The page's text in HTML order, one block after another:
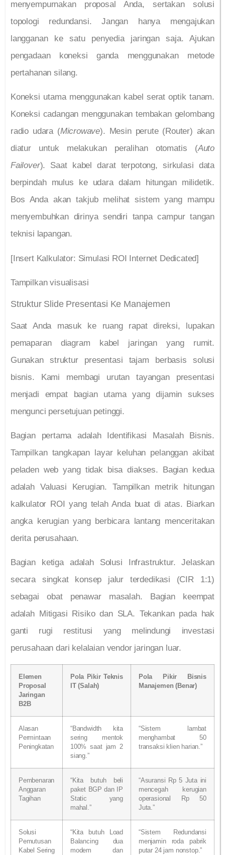
menyempurnakan proposal Anda, sertakan solusi
topologi redundansi. Jangan hanya mengajukan
langganan ke satu penyedia jaringan saja. Ajukan
pengadaan koneksi ganda menggunakan metode
pertahanan silang.
Koneksi utama menggunakan kabel serat optik tanam.
Koneksi cadangan menggunakan tembakan gelombang
radio udara (Microwave). Mesin perute (Router) akan
diatur untuk melakukan peralihan otomatis (Auto
Failover). Saat kabel darat terpotong, sirkulasi data
berpindah mulus ke udara dalam hitungan milidetik.
Bos Anda akan takjub melihat sistem yang mampu
menyembuhkan dirinya sendiri tanpa campur tangan
teknisi lapangan.
[Insert Kalkulator: Simulasi ROI Internet Dedicated]
Tampilkan visualisasi
Struktur Slide Presentasi Ke Manajemen
Saat Anda masuk ke ruang rapat direksi, lupakan
pemaparan diagram kabel jaringan yang rumit.
Gunakan struktur presentasi tajam berbasis solusi
bisnis. Kami membagi urutan tayangan presentasi
menjadi empat bagian utama yang dijamin sukses
mengunci persetujuan petinggi.
Bagian pertama adalah Identifikasi Masalah Bisnis.
Tampilkan tangkapan layar keluhan pelanggan akibat
peladen web yang tidak bisa diakses. Bagian kedua
adalah Valuasi Kerugian. Tampilkan metrik hitungan
kalkulator ROI yang telah Anda buat di atas. Biarkan
angka kerugian yang berbicara lantang menceritakan
derita perusahaan.
Bagian ketiga adalah Solusi Infrastruktur. Jelaskan
secara singkat konsep jalur terdedikasi (CIR 1:1)
sebagai obat penawar masalah. Bagian keempat
adalah Mitigasi Risiko dan SLA. Tekankan pada hak
ganti rugi restitusi yang melindungi investasi
perusahaan dari kelalaian vendor jaringan luar.
Elemen
Proposal
Jaringan
B2B
Pola Pikir Teknis
IT (Salah)
Pola Pikir Bisnis
Manajemen (Benar)
Alasan
Permintaan
Peningkatan
“Bandwidth kita
sering mentok
100% saat jam 2
siang.”
“Sistem lambat
menghambat 50
transaksi klien harian.”
Pembenaran
Anggaran
Tagihan
“Kita butuh beli
paket BGP dan IP
Static yang
mahal.”
“Asuransi Rp 5 Juta ini
mencegah kerugian
operasional Rp 50
Juta.”
Solusi
Pemutusan
Kabel Sering
“Kita butuh Load
Balancing dua
modem dan
“Sistem Redundansi
menjamin roda pabrik
putar 24 jam nonstop.”